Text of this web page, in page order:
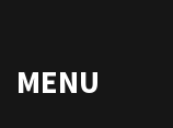
MENU